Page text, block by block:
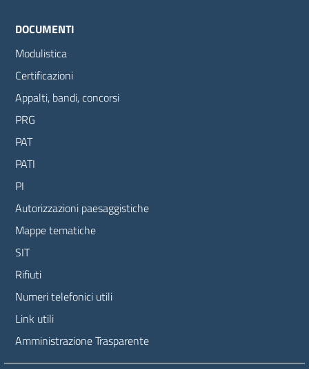
DOCUMENTI
Modulistica
Certificazioni
Appalti, bandi, concorsi
PRG
PAT
PATI
PI
Autorizzazioni paesaggistiche
Mappe tematiche
SIT
Rifiuti
Numeri telefonici utili
Link utili
Amministrazione Trasparente